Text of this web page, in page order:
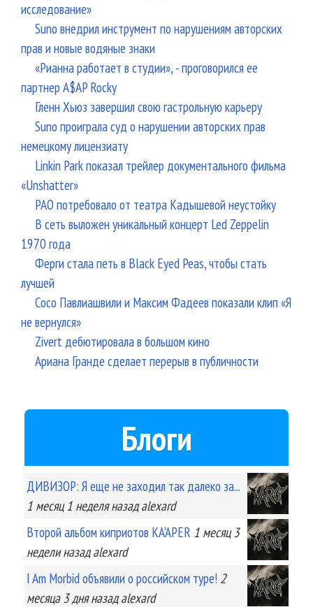
исследование»
Suno внедрил инструмент по нарушениям авторских
прав и новые водяные знаки
«Рианна работает в студии», - проговорился ее
партнер A$AP Rocky
Гленн Хьюз завершил свою гастрольную карьеру
Suno проиграла суд о нарушении авторских прав
немецкому лицензиату
Linkin Park показал трейлер документального фильма
«Unshatter»
РАО потребовало от театра Кадышевой неустойку
В сеть выложен уникальный концерт Led Zeppelin
1970 года
Ферги стала петь в Black Eyed Peas, чтобы стать
лучшей
Сосо Павлиашвили и Максим Фадеев показали клип «Я
не вернулся»
Zivert дебютировала в большом кино
Ариана Гранде сделает перерыв в публичности
Блоги
ДИВИЗОР: Я еще не заходил так далеко за...
1 месяц 1 неделяназад alexard
Второй альбом киприотов KA'APER 1 месяц 3
неделиназад alexard
I Am Morbid объявили о российском туре! 2
месяца 3 дняназад alexard